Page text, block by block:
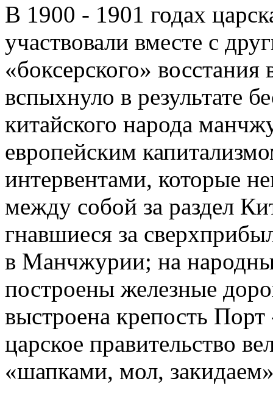
В 1900 - 1901 годах
участвовали вместе с
«боксерского»
вспыхнуло в результате
китайского народа
европейским
интервентами, которые
между собой за раздел
гнавшиеся за
в Манчжурии; на
построены железные
выстроена крепость
царское правительство
«шапками, мол,